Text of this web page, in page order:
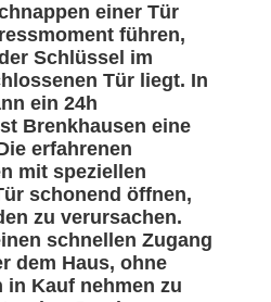
einer Tür
führen,
Schlüssel im
Tür liegt. In
ein 24h
Brenkhausen eine
erfahrenen
mit speziellen
schonend öffnen,
zu verursachen.
schnellen Zugang
dem Haus, ohne
in Kauf nehmen zu